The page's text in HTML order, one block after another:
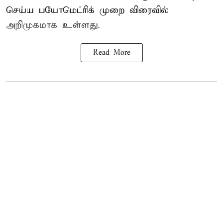
செய்ய பயோமெட்ரிக் முறை விரைவில்
அறிமுகமாக உள்ளது.
Read More